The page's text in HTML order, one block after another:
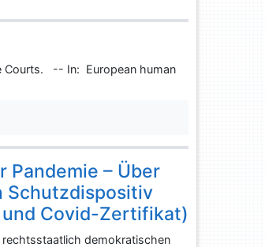
Courts. -- In: European human
Pandemie – Über
Schutzdispositiv
und Covid-Zertifikat)
rechtsstaatlich demokratischen